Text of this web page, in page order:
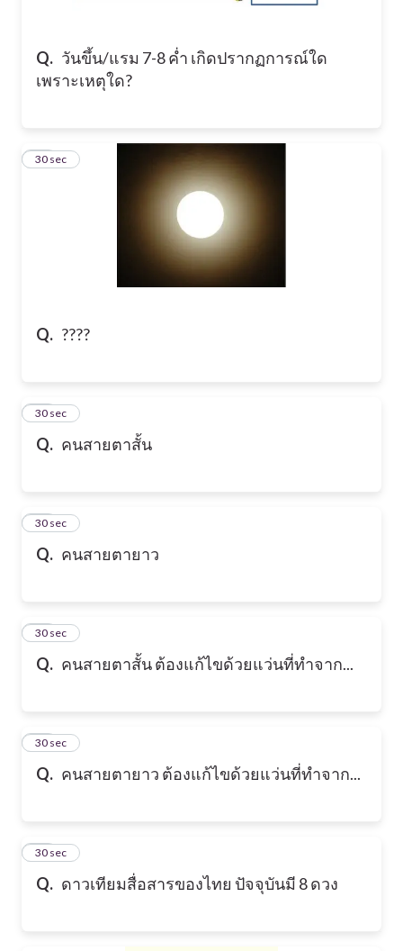
Q. วันขึ้น/แรม 7-8 ค่ำ เกิดปรากฏการณ์ใด
เพราะเหตุใด?
Q. ????
41
30 sec
Q. คนสายตาสั้น
42
30 sec
Q. คนสายตายาว
43
30 sec
Q. คนสายตาสั้น ต้องแก้ไขด้วยแว่นที่ทำจาก...
44
30 sec
Q. คนสายตายาว ต้องแก้ไขด้วยแว่นที่ทำจาก...
45
30 sec
Q. ดาวเทียมสื่อสารของไทย ปัจจุบันมี 8 ดวง
46
30 sec